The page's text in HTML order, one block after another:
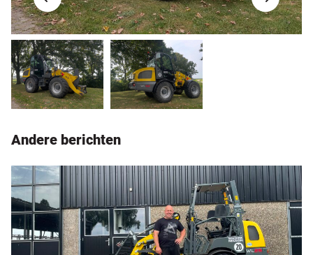
Andere berichten